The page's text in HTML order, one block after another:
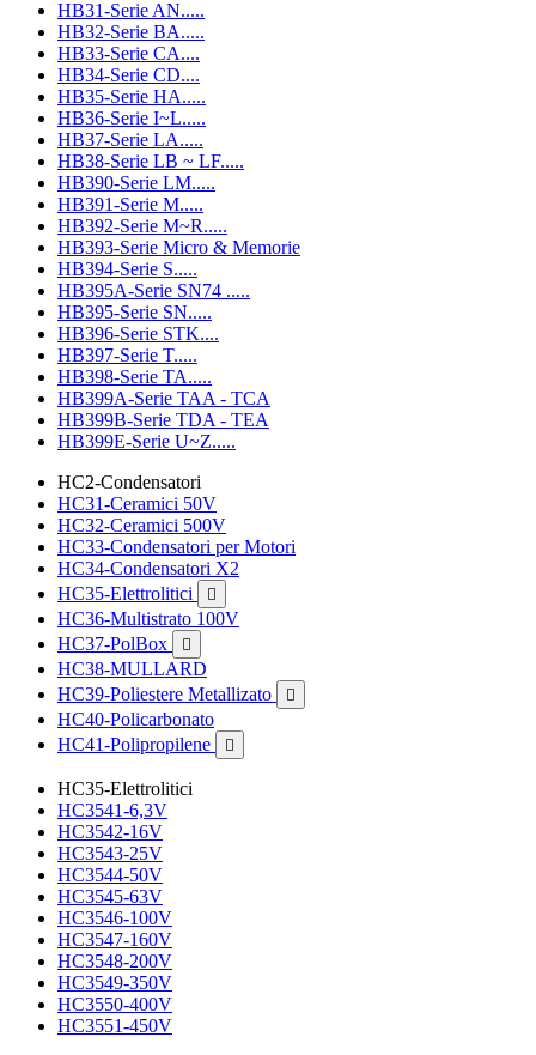
HB31-Serie AN.....
HB32-Serie BA.....
HB33-Serie CA....
HB34-Serie CD....
HB35-Serie HA.....
HB36-Serie I~L.....
HB37-Serie LA.....
HB38-Serie LB ~ LF.....
HB390-Serie LM.....
HB391-Serie M.....
HB392-Serie M~R.....
HB393-Serie Micro & Memorie
HB394-Serie S.....
HB395A-Serie SN74 .....
HB395-Serie SN.....
HB396-Serie STK....
HB397-Serie T.....
HB398-Serie TA.....
HB399A-Serie TAA - TCA
HB399B-Serie TDA - TEA
HB399E-Serie U~Z.....
HC2-Condensatori
HC31-Ceramici 50V
HC32-Ceramici 500V
HC33-Condensatori per Motori
HC34-Condensatori X2
HC35-Elettrolitici

HC36-Multistrato 100V
HC37-PolBox

HC38-MULLARD
HC39-Poliestere Metallizato

HC40-Policarbonato
HC41-Polipropilene

HC35-Elettrolitici
HC3541-6,3V
HC3542-16V
HC3543-25V
HC3544-50V
HC3545-63V
HC3546-100V
HC3547-160V
HC3548-200V
HC3549-350V
HC3550-400V
HC3551-450V